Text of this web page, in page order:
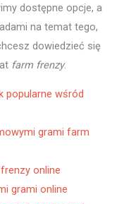
dostępne opcje, a
na temat tego,
dowiedzieć się
farm frenzy.
popularne wśród
grami farm
online
grami online